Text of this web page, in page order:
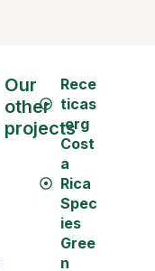
Our
other
projects
Rece
ticas
.org
Cost
a
Rica
Spec
ies
Gree
n